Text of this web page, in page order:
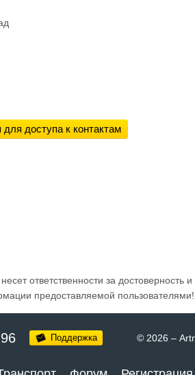
для доступа к контактам
ответственности за достоверность и
предоставляемой пользователями!
Поддержка © 2026 –